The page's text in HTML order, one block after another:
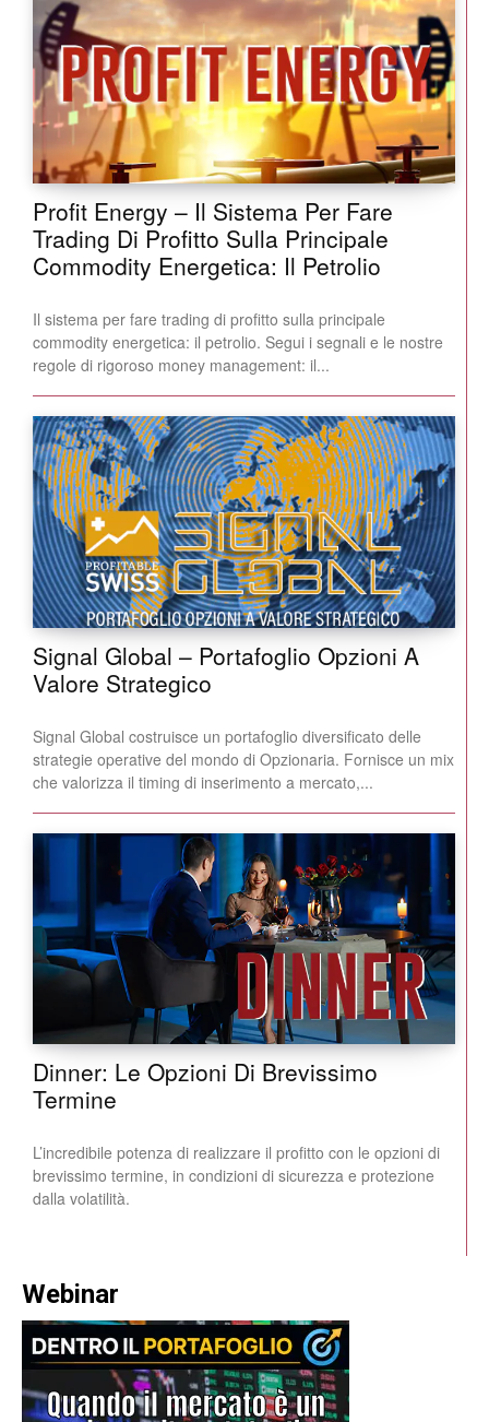
Profit Energy – Il Sistema Per Fare
Trading Di Profitto Sulla Principale
Commodity Energetica: Il Petrolio
Il sistema per fare trading di profitto sulla principale
commodity energetica: il petrolio. Segui i segnali e le nostre
regole di rigoroso money management: il...
Signal Global – Portafoglio Opzioni A
Valore Strategico
Signal Global costruisce un portafoglio diversificato delle
strategie operative del mondo di Opzionaria. Fornisce un mix
che valorizza il timing di inserimento a mercato,...
Dinner: Le Opzioni Di Brevissimo
Termine
L’incredibile potenza di realizzare il profitto con le opzioni di
brevissimo termine, in condizioni di sicurezza e protezione
dalla volatilità.
Webinar